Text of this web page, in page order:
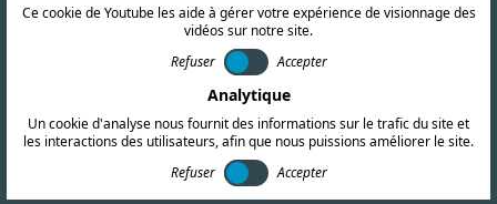
Nous proposons des services complets de
certification RF, CEM et de sécurité. Notre
équipe mène également des recherches
réglementaires approfondies et fournit des
informations actualisées pour vous aider à
Ce cookie de Youtube les aide à gérer votre expérience de visionnage des
vidéos sur notre site.
Refuser
Accepter
Analytique
Un cookie d'analyse nous fournit des informations sur le trafic du site et
les interactions des utilisateurs, afin que nous puissions améliorer le site.
Refuser
Accepter